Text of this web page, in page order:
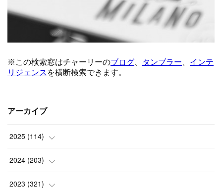
アーカイブ
2025 (114)
(1)
(8)
2024 (203)
(24)
2023 (321)